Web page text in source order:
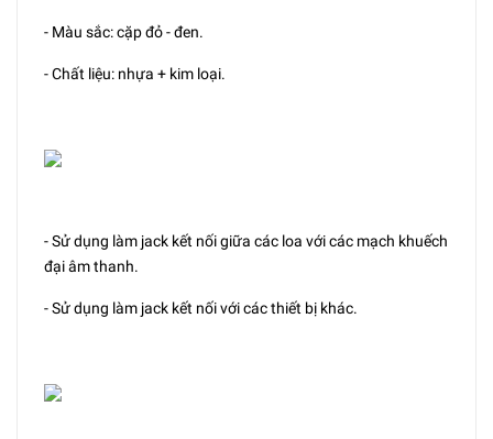
- Màu sắc: cặp đỏ - đen.
- Chất liệu: nhựa + kim loại.
- Sử dụng làm jack kết nối giữa các loa với các mạch khuếch
đại âm thanh.
- Sử dụng làm jack kết nối với các thiết bị khác.